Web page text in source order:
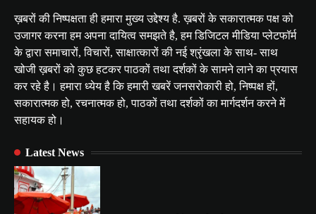
ख़बरों की निष्पक्षता ही हमारा मुख्य उद्देश्य है. ख़बरों के सकारात्मक पक्ष को
उजागर करना हम अपना दायित्व समझते है, हम डिजिटल मीडिया प्लेटफॉर्म
के द्वारा समाचारों, विचारों, साक्षात्कारों की नई श्रृंखला के साथ- साथ
खोजी ख़बरों को कुछ हटकर पाठकों तथा दर्शकों के सामने लाने का प्रयास
कर रहे है। हमारा ध्येय है कि हमारी खबरें जनसरोकारी हो, निष्पक्ष हों,
सकारात्मक हो, रचनात्मक हो, पाठकों तथा दर्शकों का मार्गदर्शन करने में
सहायक हो।
Latest News